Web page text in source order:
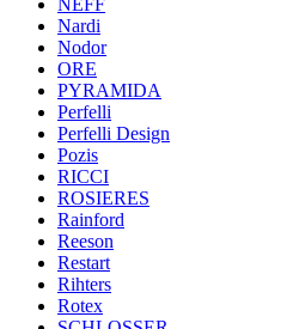
Nardi
Nodor
ORE
PYRAMIDA
Perfelli
Perfelli Design
Pozis
RICCI
ROSIERES
Rainford
Reeson
Restart
Rihters
Rotex